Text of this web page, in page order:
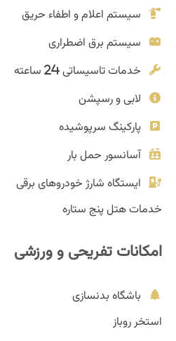
سیستم اعلام و اطفاء حریق
سیستم برق اضطراری
خدمات تاسیساتی 24 ساعته
لابی و رسپشن
پارکینگ سرپوشیده
آسانسور حمل بار
ایستگاه شارژ خودروهای برقی
خدمات هتل پنج ستاره
امکانات تفریحی و ورزشی
باشگاه بدنسازی
استخر روباز